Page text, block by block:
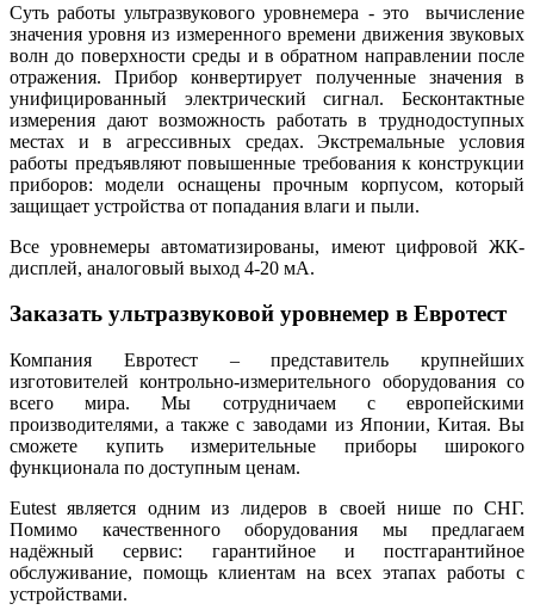
Суть работы ультразвукового уровнемера - это вычисление
значения уровня из измеренного времени движения звуковых
волн до поверхности среды и в обратном направлении после
отражения. Прибор конвертирует полученные значения в
унифицированный электрический сигнал. Бесконтактные
измерения дают возможность работать в труднодоступных
местах и в агрессивных средах. Экстремальные условия
работы предъявляют повышенные требования к конструкции
приборов: модели оснащены прочным корпусом, который
защищает устройства от попадания влаги и пыли.
Все уровнемеры автоматизированы, имеют цифровой ЖК-
дисплей, аналоговый выход 4-20 мА.
Заказать ультразвуковой уровнемер в Евротест
Компания Евротест – представитель крупнейших
изготовителей контрольно-измерительного оборудования со
всего мира. Мы сотрудничаем с европейскими
производителями, а также с заводами из Японии, Китая. Вы
сможете купить измерительные приборы широкого
функционала по доступным ценам.
Еutest является одним из лидеров в своей нише по СНГ.
Помимо качественного оборудования мы предлагаем
надёжный сервис: гарантийное и постгарантийное
обслуживание, помощь клиентам на всех этапах работы с
устройствами.